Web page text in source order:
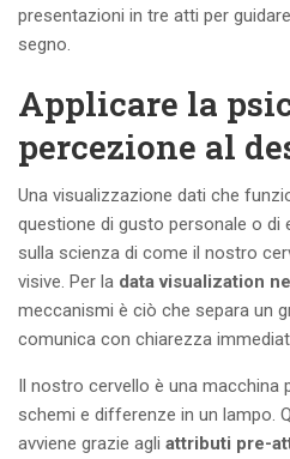
presentazioni in tre atti per
segno.
Applicare la
percezione al
Una visualizzazione dati che
questione di gusto personale o di
sulla scienza di come il nostro
visive. Per la data visualization
meccanismi è ciò che separa un
comunica con chiarezza
Il nostro cervello è una macchina
schemi e differenze in un lampo.
avviene grazie agli attributi pre-